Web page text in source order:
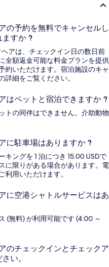
の予約を無料でキャンセルし
すか ?
アは、チェックイン日の数日前
全額返金可能な料金プランを提供
約いただけます。宿泊施設のキャ
詳細をご覧ください。
はペットと宿泊できますか ?
トの同伴はできません。介助動物
に駐車場はありますか ?
キングを 1 泊につき 15.00 USDで
に限りがある場合があります。電
利用いただけます。
に空港シャトルサービスはあ
(無料) が利用可能です (4:00 ～
のチェックインとチェックア
い。